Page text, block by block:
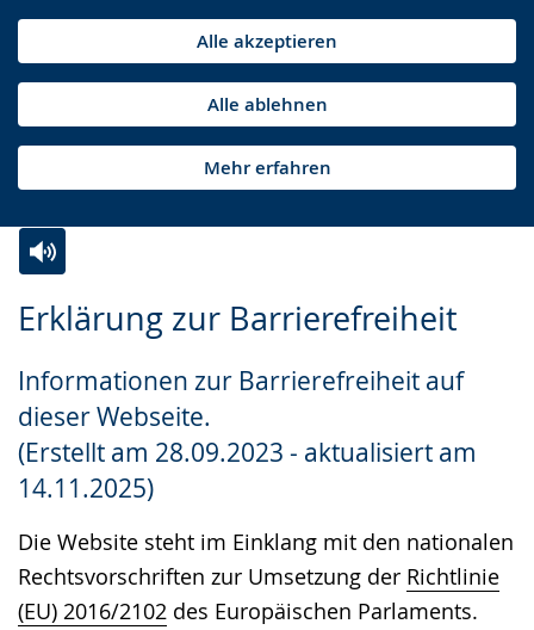
Alle akzeptieren
Alle ablehnen
Mehr erfahren
Erklärung zur Barrierefreiheit
Informationen zur Barrierefreiheit auf
dieser Webseite.
(Erstellt am 28.09.2023 - aktualisiert am
14.11.2025)
Die Website steht im Einklang mit den nationalen
Rechtsvorschriften zur Umsetzung der Richtlinie
(EU) 2016/2102 des Europäischen Parlaments.
Leichten
wechseln.
Audio-
Video
Deutscher
Gebärdensprache
wird
angezeigt.